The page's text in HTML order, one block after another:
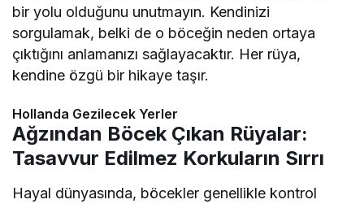
bir yolu olduğunu unutmayın. Kendinizi
sorgulamak, belki de o böceğin neden ortaya
çıktığını anlamanızı sağlayacaktır. Her rüya,
kendine özgü bir hikaye taşır.
Hollanda Gezilecek Yerler
Ağzından Böcek Çıkan Rüyalar:
Tasavvur Edilmez Korkuların Sırrı
Hayal dünyasında, böcekler genellikle kontrol